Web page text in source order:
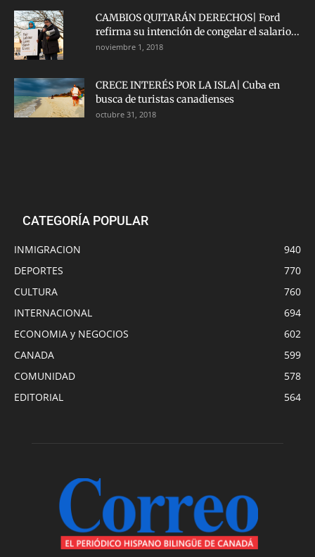
CAMBIOS QUITARÁN DERECHOS| Ford
refirma su intención de congelar el salario...
noviembre 1, 2018
CRECE INTERÉS POR LA ISLA| Cuba en
busca de turistas canadienses
octubre 31, 2018
CATEGORÍA POPULAR
INMIGRACION
940
DEPORTES
770
CULTURA
760
INTERNACIONAL
694
ECONOMIA y NEGOCIOS
602
CANADA
599
COMUNIDAD
578
EDITORIAL
564